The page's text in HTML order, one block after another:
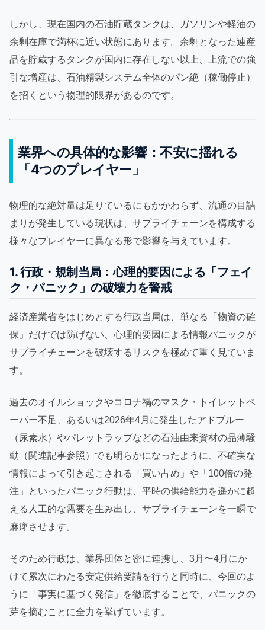
しかし、現在国内の石油貯蔵タンクは、ガソリンや軽油の
余剰在庫で満杯に近い状態にあります。余剰となった連産
品を貯蔵するタンクが国内に存在しない以上、上流での強
引な増産は、石油精製システム全体のパン絶（稼働停止）
を招くという物理的限界があるのです。
業界への具体的な影響：不安に揺れる
「4つのプレイヤー」
物理的な絶対量は足りているにもかかわらず、流通の目詰
まりが発生している現状は、サプライチェーンを構成する
様々なプレイヤーに異なる形で影響を与えています。
1. 行政・規制当局：心理的要因による「フェイ
ク・パニック」の破壊力を警戒
経済産業省をはじめとする行政当局は、単なる「物資の確
保」だけでは防げない、心理的要因による情報パニックが
サプライチェーンを破壊するリスクを極めて重く見ていま
す。
過去のオイルショックやコロナ禍のマスク・トイレットペ
ーパー不足、あるいは2026年4月に発生したアドブルー
（尿素水）やパレットラップなどの石油由来資材の品薄騒
動（関連記事参照）でも明らかになったように、不確実な
情報によって引き起こされる「買い占め」や「100倍の発
注」といったパニック行動は、平時の供給能力を遥かに超
える人工的な需要を生み出し、サプライチェーンを一瞬で
麻痺させます。
そのため行政は、業界団体と密に連携し、3月〜4月にか
けて累次にわたる安定供給要請を行うと同時に、今回のよ
うに「事実に基づく発信」を徹底することで、パニックの
芽を摘むことに全力を挙げています。